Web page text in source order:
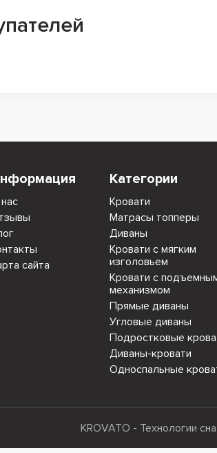
сайта
Категории
Кровати
Матрасы топперы
Диваны
Кровати с мягким
изголовьем
Кровати с
механизмом
Прямые диваны
Угловые диваны
Подростковые
Диваны-кровати
Односпальные
KROVATO - Технологии